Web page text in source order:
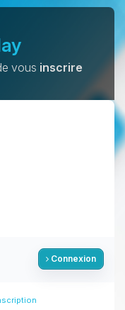
vous inscrire
Connexion